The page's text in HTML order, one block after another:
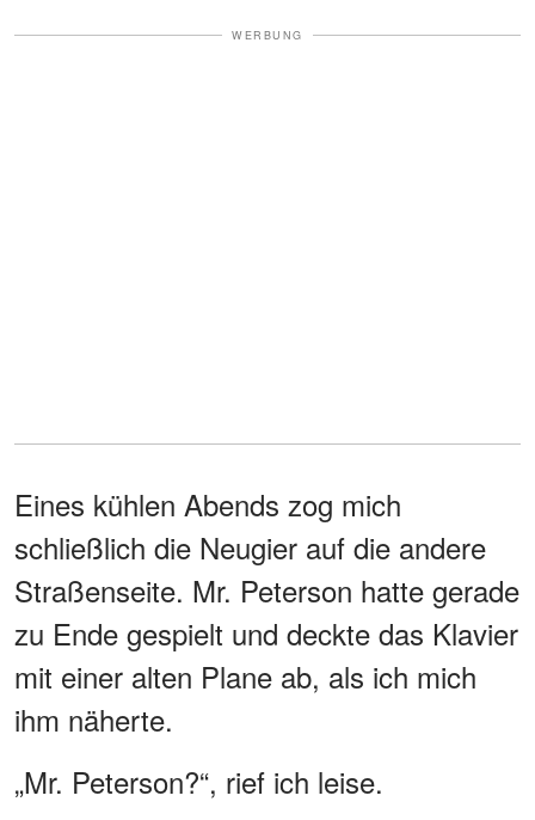
WERBUNG
Eines kühlen Abends zog mich
schließlich die Neugier auf die andere
Straßenseite. Mr. Peterson hatte gerade
zu Ende gespielt und deckte das Klavier
mit einer alten Plane ab, als ich mich
ihm näherte.
„Mr. Peterson?“, rief ich leise.